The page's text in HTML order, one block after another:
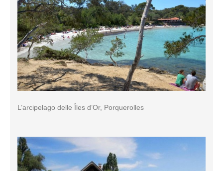
L’arcipelago delle Îles d’Or, Porquerolles